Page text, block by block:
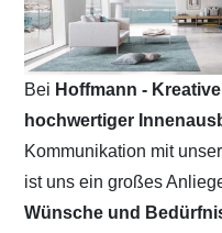
Bei Hoffmann -
hochwertiger
Kommunikation mit
ist uns ein großes
Wünsche und